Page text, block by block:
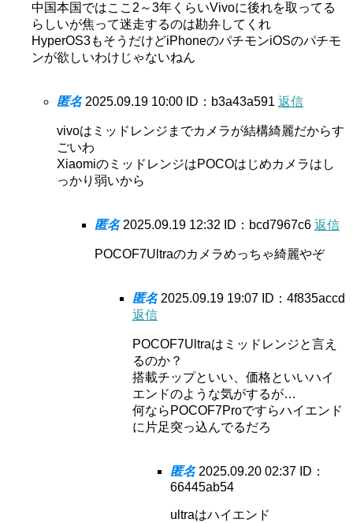
中国本国ではここ2～3年くらいVivoに後れを取ってる
らしいが焦って迷走するのは勘弁してくれ
HyperOS3もそうだけどiPhoneのパチモンiOSのパチモ
ンが欲しいわけじゃないねん
匿名 2025.09.19 10:00 ID：b3a43a591 返信
vivoはミッドレンジまでカメラが結構綺麗だからす
ごいわ
XiaomiのミッドレンジはPOCOはじめカメラはし
っかり弱いから
匿名 2025.09.19 12:32 ID：bcd7967c6 返信
POCOF7Ultraのカメラめっちゃ綺麗やぞ
匿名 2025.09.19 19:07 ID：4f835accd
返信
POCOF7Ultraはミッドレンジと言え
るのか？
搭載チップといい、価格といいハイ
エンドのような気がするが…
何ならPOCOF7Proですらハイエンド
に片足突っ込んでるだろ
匿名 2025.09.20 02:37 ID：
66445ab54
ultraはハイエンド